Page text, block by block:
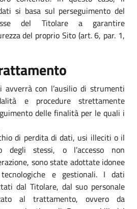
si basa sul perseguimento del
del Titolare a garantire
del proprio Sito (art. 6, par. 1,
con l’ausilio di strumenti
e procedure strettamente
delle finalità per le quali i
di perdita di dati, usi illeciti o il
degli stessi, o l’accesso non
sono state adottate idonee
e gestionali. I dati
dal Titolare, dal suo personale
al trattamento, ovvero da